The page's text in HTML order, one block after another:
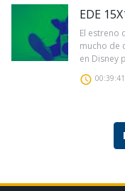
EDE
El estreno
mucho de
en Disney
00:39:41